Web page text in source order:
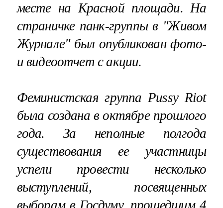
месте на Красной площади. На
страничке панк-группы в "Живом
Журнале" был опубликован фото-
и видеоотчет с акции.
Феминистская группа Pussy Riot
была создана в октябре прошлого
года. За неполные полгода
существования ее участницы
успели провести несколько
выступлений, посвященных
выборам в Госдуму, прошедшим 4